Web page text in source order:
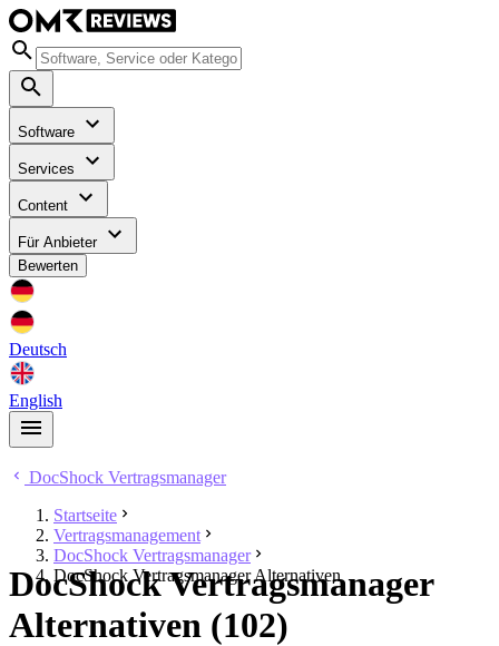
Software
Services
Content
Für Anbieter
Bewerten
Deutsch
English
DocShock Vertragsmanager
Startseite
Vertragsmanagement
DocShock Vertragsmanager
DocShock Vertragsmanager Alternativen
DocShock Vertragsmanager
Alternativen (102)